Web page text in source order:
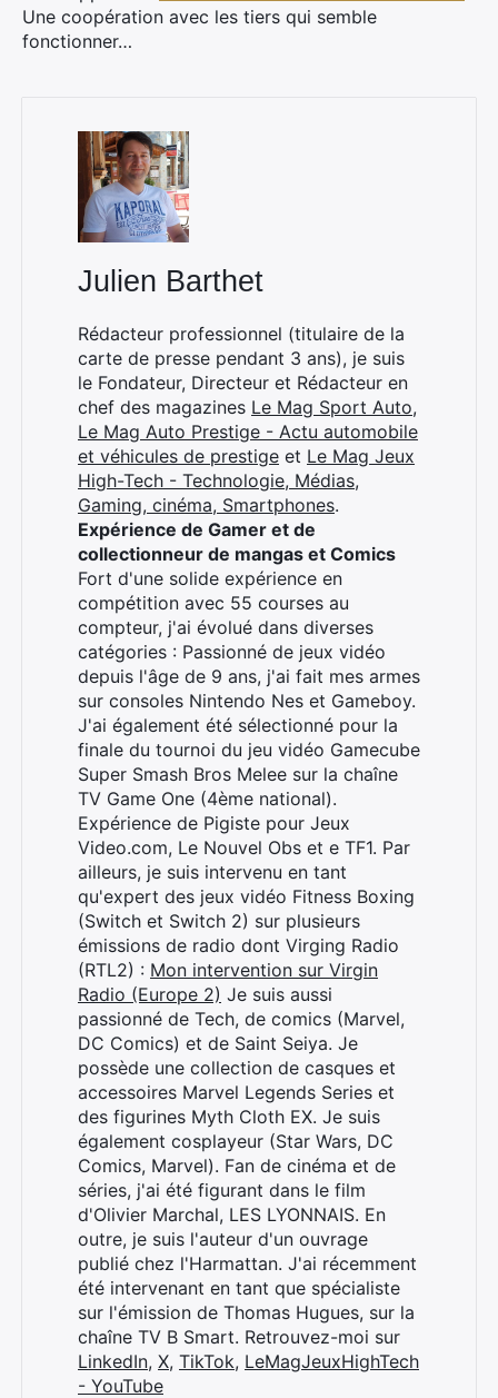
Une coopération avec les tiers qui semble
fonctionner…
Julien Barthet
Rédacteur professionnel (titulaire de la
carte de presse pendant 3 ans), je suis
le Fondateur, Directeur et Rédacteur en
chef des magazines Le Mag Sport Auto,
Le Mag Auto Prestige - Actu automobile
et véhicules de prestige et Le Mag Jeux
High-Tech - Technologie, Médias,
Gaming, cinéma, Smartphones.
Expérience de Gamer et de
collectionneur de mangas et Comics
Fort d'une solide expérience en
compétition avec 55 courses au
compteur, j'ai évolué dans diverses
catégories : Passionné de jeux vidéo
depuis l'âge de 9 ans, j'ai fait mes armes
sur consoles Nintendo Nes et Gameboy.
J'ai également été sélectionné pour la
finale du tournoi du jeu vidéo Gamecube
Super Smash Bros Melee sur la chaîne
TV Game One (4ème national).
Expérience de Pigiste pour Jeux
Video.com, Le Nouvel Obs et e TF1. Par
ailleurs, je suis intervenu en tant
qu'expert des jeux vidéo Fitness Boxing
(Switch et Switch 2) sur plusieurs
émissions de radio dont Virging Radio
(RTL2) : Mon intervention sur Virgin
Radio (Europe 2) Je suis aussi
passionné de Tech, de comics (Marvel,
DC Comics) et de Saint Seiya. Je
possède une collection de casques et
accessoires Marvel Legends Series et
des figurines Myth Cloth EX. Je suis
également cosplayeur (Star Wars, DC
Comics, Marvel). Fan de cinéma et de
séries, j'ai été figurant dans le film
d'Olivier Marchal, LES LYONNAIS. En
outre, je suis l'auteur d'un ouvrage
publié chez l'Harmattan. J'ai récemment
été intervenant en tant que spécialiste
sur l'émission de Thomas Hugues, sur la
chaîne TV B Smart. Retrouvez-moi sur
LinkedIn, X, TikTok, LeMagJeuxHighTech
- YouTube